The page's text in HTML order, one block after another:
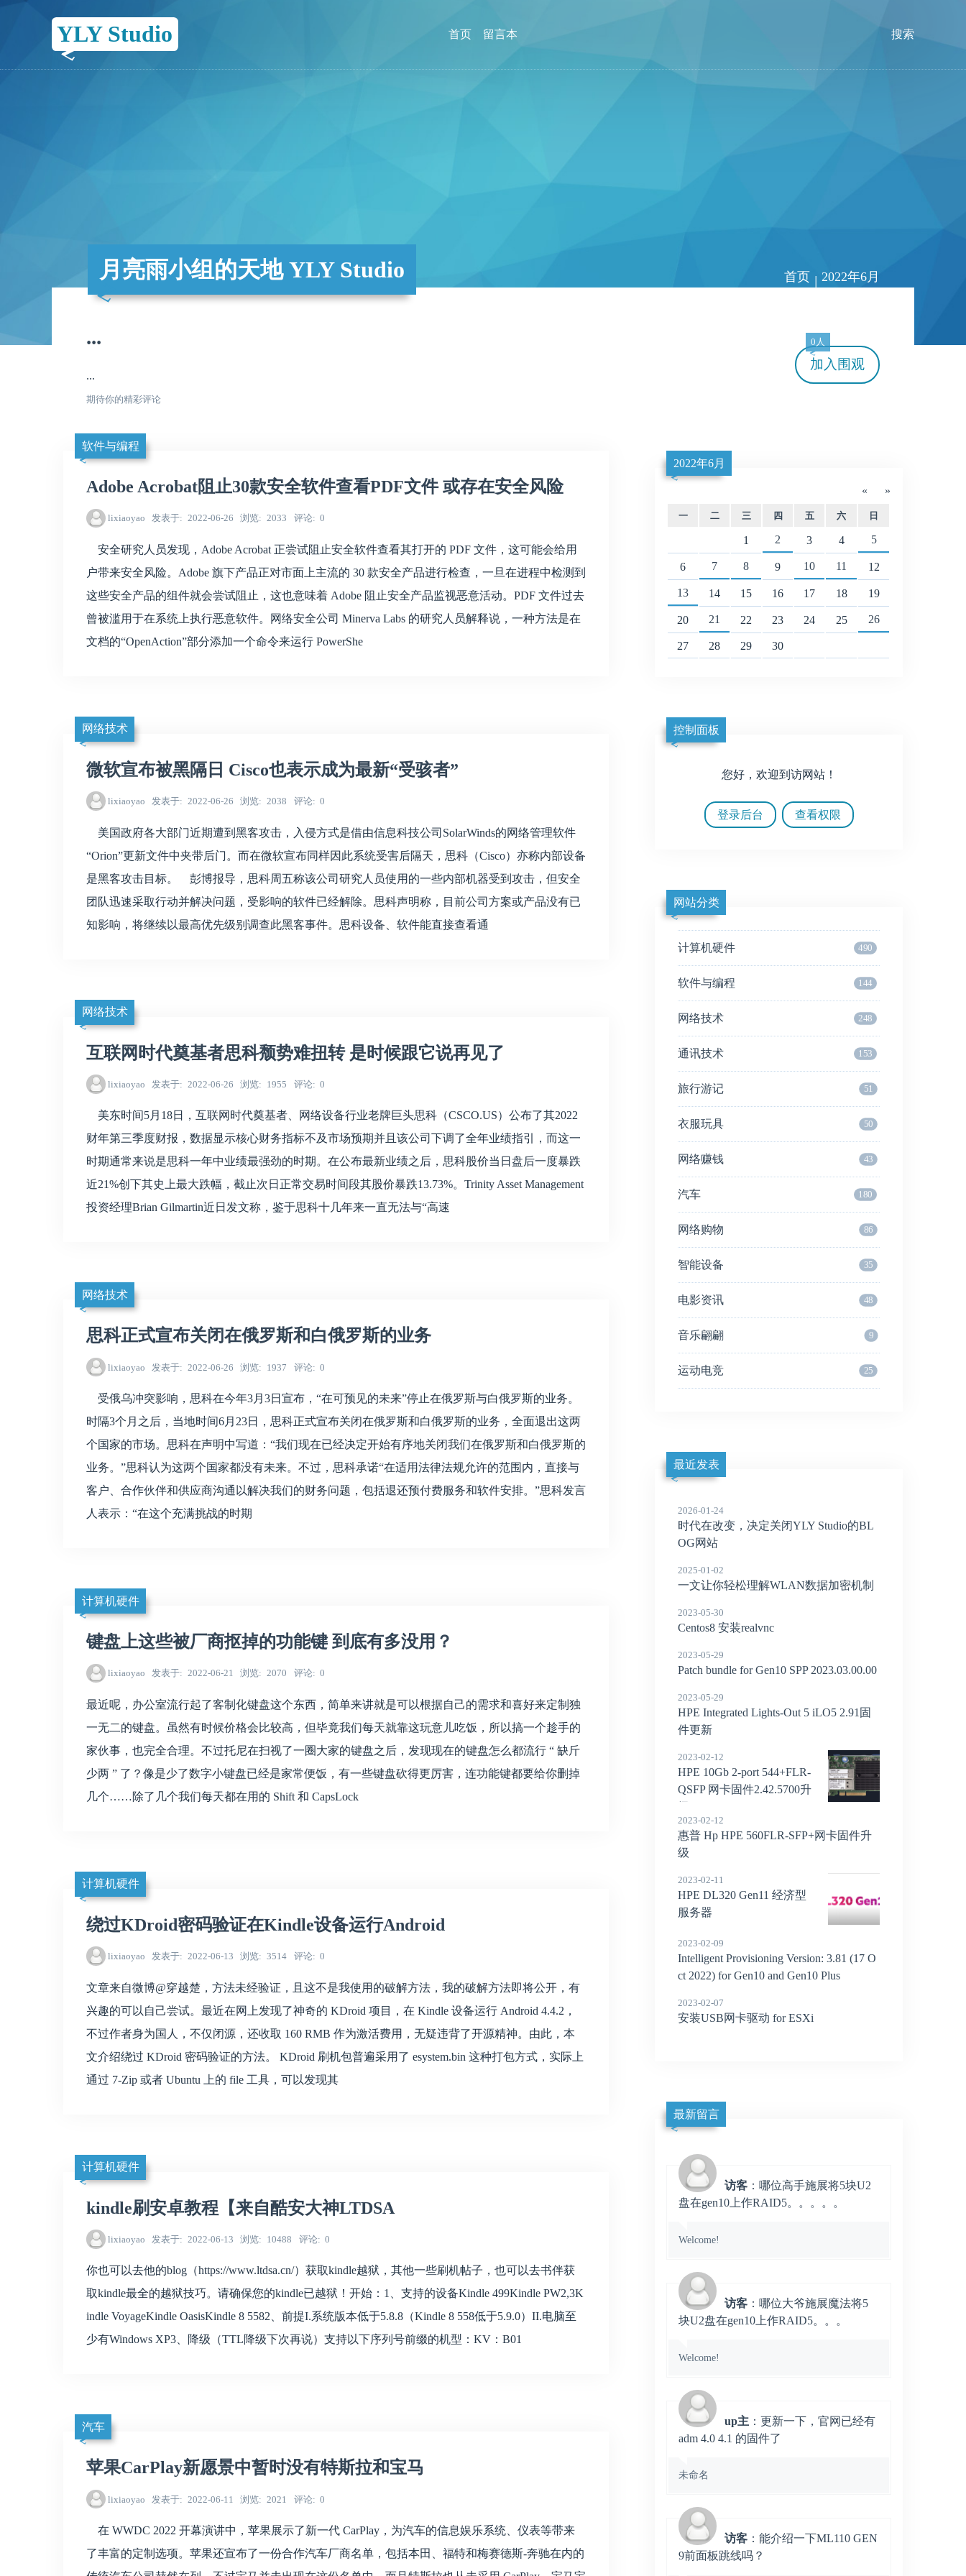
YLY Studio 首页 留言本 搜索
月亮雨小组的天地 YLY Studio 首页 | 2022年6月
...
...
期待你的精彩评论
加入
0人
围观
软件与编程
Adobe Acrobat阻止30款安全软件查看PDF文件 或存在安全风险
lixiaoyao 发表于 2022-06-26 浏览 2033 评论 0
安全研究人员发现，Adobe Acrobat 正尝试阻止安全软件查看其打开的 PDF 文件，这可能会给用
户带来安全风险。Adobe 旗下产品正对市面上主流的 30 款安全产品进行检查，一旦在进程中检测到
这些安全产品的组件就会尝试阻止，这也意味着 Adobe 阻止安全产品监视恶意活动。PDF 文件过去
曾被滥用于在系统上执行恶意软件。网络安全公司 Minerva Labs 的研究人员解释说，一种方法是在
文档的“OpenAction”部分添加一个命令来运行 PowerShe
网络技术
微软宣布被黑隔日 Cisco也表示成为最新“受骇者”
lixiaoyao 发表于 2022-06-26 浏览 2038 评论 0
美国政府各大部门近期遭到黑客攻击，入侵方式是借由信息科技公司SolarWinds的网络管理软件
“Orion”更新文件中夹带后门。而在微软宣布同样因此系统受害后隔天，思科（Cisco）亦称内部设备
是黑客攻击目标。 彭博报导，思科周五称该公司研究人员使用的一些内部机器受到攻击，但安全
团队迅速采取行动并解决问题，受影响的软件已经解除。思科声明称，目前公司方案或产品没有已
知影响，将继续以最高优先级别调查此黑客事件。思科设备、软件能直接查看通
网络技术
互联网时代奠基者思科颓势难扭转 是时候跟它说再见了
lixiaoyao 发表于 2022-06-26 浏览 1955 评论 0
美东时间5月18日，互联网时代奠基者、网络设备行业老牌巨头思科（CSCO.US）公布了其2022
财年第三季度财报，数据显示核心财务指标不及市场预期并且该公司下调了全年业绩指引，而这一
时期通常来说是思科一年中业绩最强劲的时期。在公布最新业绩之后，思科股价当日盘后一度暴跌
近21%创下其史上最大跌幅，截止次日正常交易时间段其股价暴跌13.73%。Trinity Asset Management
投资经理Brian Gilmartin近日发文称，鉴于思科十几年来一直无法与“高速
网络技术
思科正式宣布关闭在俄罗斯和白俄罗斯的业务
lixiaoyao 发表于 2022-06-26 浏览 1937 评论 0
受俄乌冲突影响，思科在今年3月3日宣布，“在可预见的未来”停止在俄罗斯与白俄罗斯的业务。
时隔3个月之后，当地时间6月23日，思科正式宣布关闭在俄罗斯和白俄罗斯的业务，全面退出这两
个国家的市场。思科在声明中写道：“我们现在已经决定开始有序地关闭我们在俄罗斯和白俄罗斯的
业务。”思科认为这两个国家都没有未来。不过，思科承诺“在适用法律法规允许的范围内，直接与
客户、合作伙伴和供应商沟通以解决我们的财务问题，包括退还预付费服务和软件安排。”思科发言
人表示：“在这个充满挑战的时期
计算机硬件
键盘上这些被厂商抠掉的功能键 到底有多没用？
lixiaoyao 发表于 2022-06-21 浏览 2070 评论 0
最近呢，办公室流行起了客制化键盘这个东西，简单来讲就是可以根据自己的需求和喜好来定制独
一无二的键盘。虽然有时候价格会比较高，但毕竟我们每天就靠这玩意儿吃饭，所以搞一个趁手的
家伙事，也完全合理。不过托尼在扫视了一圈大家的键盘之后，发现现在的键盘怎么都流行 “ 缺斤
少两 ” 了？像是少了数字小键盘已经是家常便饭，有一些键盘砍得更厉害，连功能键都要给你删掉
几个……除了几个我们每天都在用的 Shift 和 CapsLock
计算机硬件
绕过KDroid密码验证在Kindle设备运行Android
lixiaoyao 发表于 2022-06-13 浏览 3514 评论 0
文章来自微博@穿越楚，方法未经验证，且这不是我使用的破解方法，我的破解方法即将公开，有
兴趣的可以自己尝试。最近在网上发现了神奇的 KDroid 项目，在 Kindle 设备运行 Android 4.4.2，
不过作者身为国人，不仅闭源，还收取 160 RMB 作为激活费用，无疑违背了开源精神。由此，本
文介绍绕过 KDroid 密码验证的方法。 KDroid 刷机包普遍采用了 esystem.bin 这种打包方式，实际上
通过 7-Zip 或者 Ubuntu 上的 file 工具，可以发现其
计算机硬件
kindle刷安卓教程【来自酷安大神LTDSA
lixiaoyao 发表于 2022-06-13 浏览 10488 评论 0
你也可以去他的blog（https://www.ltdsa.cn/）获取kindle越狱，其他一些刷机帖子，也可以去书伴获
取kindle最全的越狱技巧。请确保您的kindle已越狱！开始：1、支持的设备Kindle 499Kindle PW2,3K
indle VoyageKindle OasisKindle 8 5582、前提I.系统版本低于5.8.8（Kindle 8 558低于5.9.0）II.电脑至
少有Windows XP3、降级（TTL降级下次再说）支持以下序列号前缀的机型：KV：B01
汽车
苹果CarPlay新愿景中暂时没有特斯拉和宝马
lixiaoyao 发表于 2022-06-11 浏览 2021 评论 0
在 WWDC 2022 开幕演讲中，苹果展示了新一代 CarPlay，为汽车的信息娱乐系统、仪表等带来
了丰富的定制选项。苹果还宣布了一份合作汽车厂商名单，包括本田、福特和梅赛德斯-奔驰在内的
«
2022年6月
»
一 二 三 四 五 六 日
1 2 3 4 5
6 7 8 9 10 11 12
13 14 15 16 17 18 19
20 21 22 23 24 25 26
27 28 29 30
控制面板
您好，欢迎到访网站！
登录后台 查看权限
网站分类
计算机硬件 490
软件与编程 144
网络技术 248
通讯技术 153
旅行游记 51
衣服玩具 50
网络赚钱 43
汽车 180
网络购物 86
智能设备 35
电影资讯 48
音乐翩翩 9
运动电竞 25
最近发表
2026-01-24
时代在改变，决定关闭YLY Studio的BL
OG网站
2025-01-02
一文让你轻松理解WLAN数据加密机制
2023-05-30
Centos8 安装realvnc
2023-05-29
Patch bundle for Gen10 SPP 2023.03.00.00
2023-05-29
HPE Integrated Lights-Out 5 iLO5 2.91固
件更新
2023-02-12
HPE 10Gb 2-port 544+FLR-
QSFP 网卡固件2.42.5700升
2023-02-12
惠普 Hp HPE 560FLR-SFP+网卡固件升
级
2023-02-11
HPE DL320 Gen11 经济型
服务器
2023-02-09
Intelligent Provisioning Version: 3.81 (17 O
ct 2022) for Gen10 and Gen10 Plus
2023-02-07
安装USB网卡驱动 for ESXi
最新留言
访客 ：哪位高手施展将5块U2
盘在gen10上作RAID5。。。。。
Welcome!
访客 ：哪位大爷施展魔法将5
块U2盘在gen10上作RAID5。。。
Welcome!
up主 ：更新一下，官网已经有
adm 4.0 4.1 的固件了
未命名
访客 ：能介绍一下ML110 GEN
9前面板跳线吗？